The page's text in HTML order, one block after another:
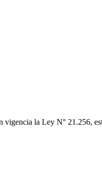
vigencia la Ley N° 21.256,